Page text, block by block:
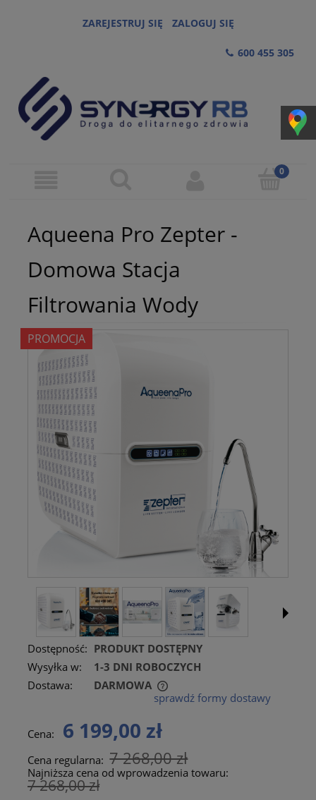
ZAREJESTRUJ SIĘ ZALOGUJ SIĘ
600 455 305
Aqueena Pro Zepter -
Domowa Stacja
Filtrowania Wody
PROMOCJA
Dostępność: PRODUKT DOSTĘPNY
Wysyłka w:
1-3 DNI ROBOCZYCH
Dostawa:
DARMOWA
CENA NIE ZAWIERA EWENTUALNYCH KOSZTÓW
sprawdź formy dostawy
Cena: 6 199,00 zł
Cena regularna: 7 268,00 zł
Najniższa cena od wprowadzenia towaru:
7 268,00 zł